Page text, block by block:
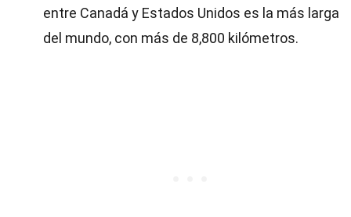
entre Canadá y Estados Unidos es la más larga
del mundo, con más de 8,800 kilómetros.